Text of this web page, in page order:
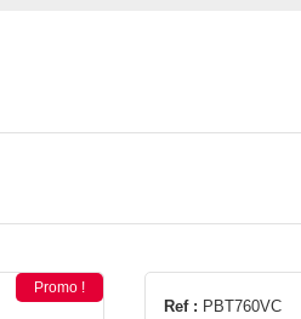
Promo !
Ref : PBT760VC